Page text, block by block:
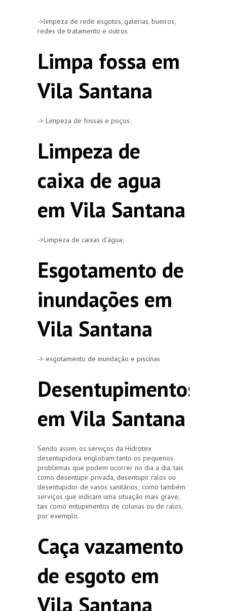
->limpeza de rede esgotos, galerias, bueiros,
redes de tratamento e outros
Limpa fossa em
Vila Santana
-> Limpeza de fossas e poços;
Limpeza de
caixa de agua
em Vila Santana
->Limpeza de caixas d’água;
Esgotamento de
inundações em
Vila Santana
-> esgotamento de inundação e piscinas
Desentupimentos
em Vila Santana
Sendo assim, os serviços da Hidrotex
desentupidora englobam tanto os pequenos
problemas que podem ocorrer no dia a dia, tais
como desentupir privada, desentupir ralos ou
desentupidor de vasos sanitários; como também
serviços que indicam uma situação mais grave,
tais como entupimentos de colunas ou de ralos,
por exemplo.
Caça vazamento
de esgoto em
Vila Santana